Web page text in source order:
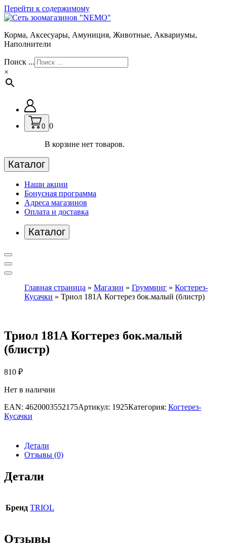
Перейти к содержимому
Корма, Аксесуары, Амуниция, Животные, Аквариумы,
Наполнители
Поиск ...
×
0 0
В корзине нет товаров.
Каталог
Наши акции
Бонусная программа
Адреса магазинов
Оплата и доставка
Каталог
Главная страница » Магазин » Грумминг » Когтерез-
Кусачки » Триол 181А Когтерез бок.малый (блистр)
Триол 181А Когтерез бок.малый
(блистр)
810 ₽
Нет в наличии
EAN: 4620003552175Артикул: 1925Категория: Когтерез-
Кусачки
Детали
Отзывы (0)
Детали
Бренд TRIOL
Отзывы